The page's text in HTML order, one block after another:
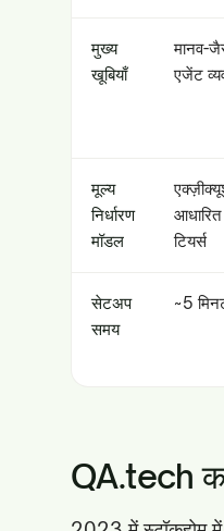
मुख्य
खूबियाँ
मानव-
एजेंट
मूल्य
निर्धारण
मॉडल
आधारित
टियर्स
सेटअप
समय
~5
QA.tech